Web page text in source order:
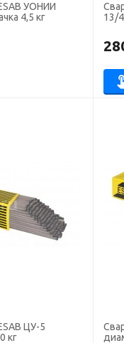
УОНИИ
4,5 кг
13/
ЦУ-5
кг